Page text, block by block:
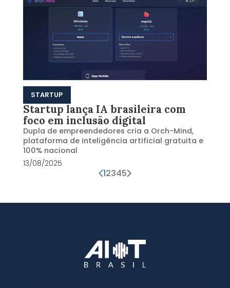
STARTUP
Startup lança IA brasileira com
foco em inclusão digital
Dupla de empreendedores cria a Orch-Mind,
plataforma de inteligência artificial gratuita e
100% nacional
13/08/2025
12345